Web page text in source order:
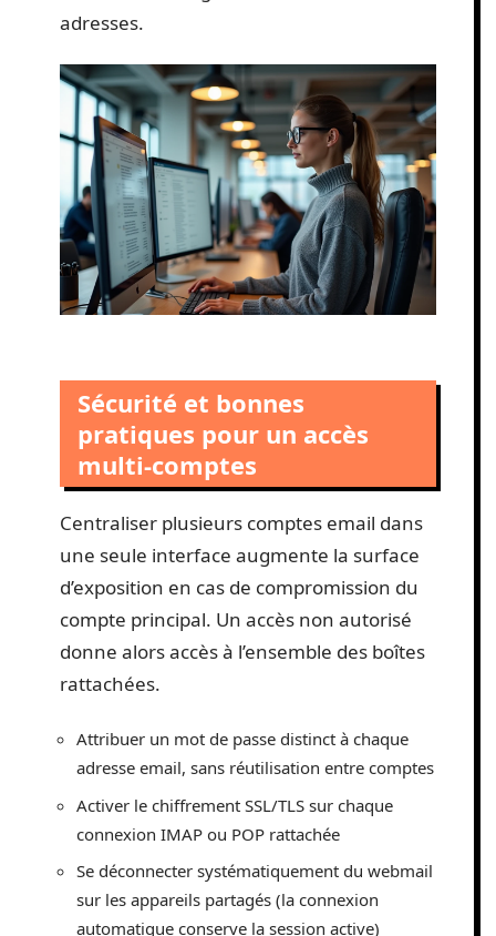
adresses.
Sécurité et bonnes
pratiques pour un accès
multi-comptes
Centraliser plusieurs comptes email dans
une seule interface augmente la surface
d’exposition en cas de compromission du
compte principal. Un accès non autorisé
donne alors accès à l’ensemble des boîtes
rattachées.
Attribuer un mot de passe distinct à chaque
adresse email, sans réutilisation entre comptes
Activer le chiffrement SSL/TLS sur chaque
connexion IMAP ou POP rattachée
Se déconnecter systématiquement du webmail
sur les appareils partagés (la connexion
automatique conserve la session active)